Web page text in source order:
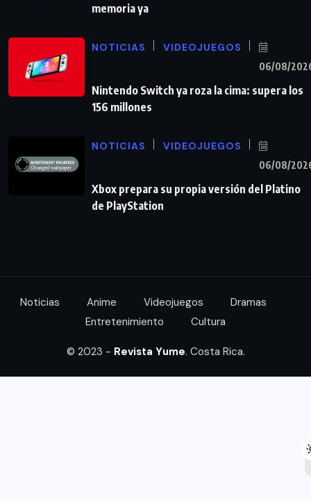
memoria ya
NOTICIAS VIDEOJUEGOS
06/08/
Nintendo Switch ya roza la cima: supera los
156 millones
NOTICIAS VIDEOJUEGOS
06/08/
Xbox prepara su propia versión del Platino
de PlayStation
Noticias Anime Videojuegos
Dramas
Entretenimiento
Cultura
© 2023 - Revista Yume. Costa Rica.